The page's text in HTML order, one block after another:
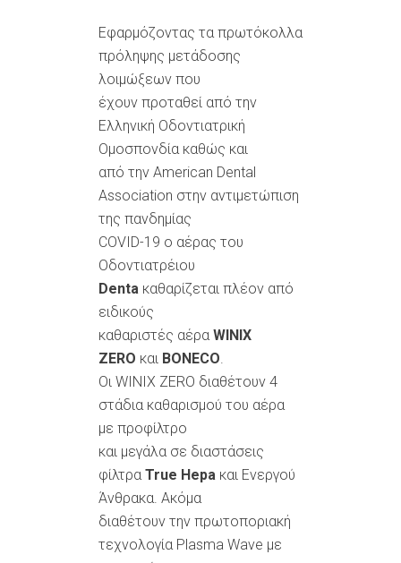
Εφαρμόζοντας τα πρωτόκολλα
πρόληψης μετάδοσης
λοιμώξεων που
έχουν προταθεί από την
Ελληνική Οδοντιατρική
Ομοσπονδία καθώς και
από την American Dental
Association στην αντιμετώπιση
της πανδημίας
COVID-19 ο αέρας του
Οδοντιατρέιου
Denta καθαρίζεται πλέον από
ειδικούς
καθαριστές αέρα WINIX
ZERO και BONECO
Οι WINIX ZERO διαθέτουν 4
στάδια καθαρισμού του αέρα
με προφίλτρο
και μεγάλα σε διαστάσεις
φίλτρα True Hepa και Ενεργού
Άνθρακα. Ακόμα
διαθέτουν την πρωτοποριακή
τεχνολογία Plasma Wave με